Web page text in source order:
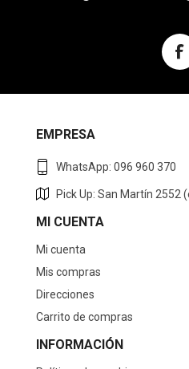
EMPRESA
WhatsApp: 096 960 370
Pick Up: San Martín 2552
MI CUENTA
Mi cuenta
Mis compras
Direcciones
Carrito de compras
INFORMACIÓN